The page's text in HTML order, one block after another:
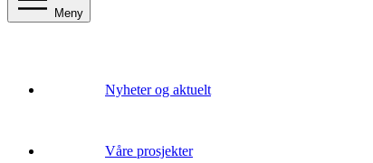
Meny
Nyheter og aktuelt
Våre prosjekter